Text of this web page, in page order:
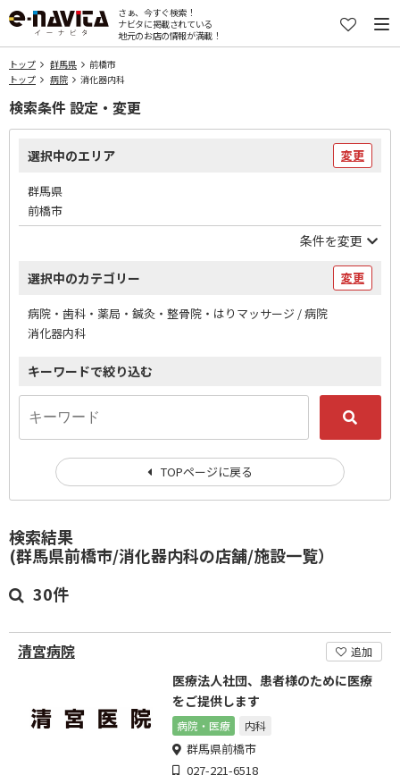
さぁ、今すぐ検索！
ナビタに掲載されている
地元のお店の情報が満載！
トップ 群馬県
前橋市
トップ
病院 消化器内科
検索結果
(群馬県前橋市/消化器内科の店舗/施設一覧）
30件
清宮病院 追加
医療法人社団、患者様のために医療
をご提供します
病院・医療 内科
群馬県前橋市
027-221-6518
検索条件 設定・変更
選択中のエリア 変更
群馬県
前橋市
条件を変更
選択中のカテゴリー 変更
病院・歯科・薬局・鍼灸・整骨院・はりマッサージ / 病院
消化器内科
キーワードで絞り込む
TOPページに戻る